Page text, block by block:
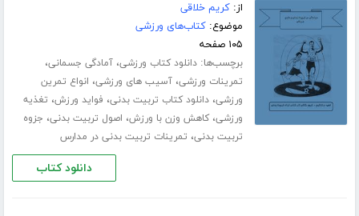
از:کریم خلاقی
موضوع:کتاب‌های ورزشی
۱۰۵ صفحه
برچسب‌ها:دانلود کتاب ورزشی،آمادگی جسمانی،
تمرینات ورزشی،آسیب های ورزشی، انواع تمرین
ورزشی،دانلود کتاب تربیت بدنی، فواید ورزش، تغذیه
ورزشی،کاهش وزن با ورزش، اصول تربیت بدنی، جزوه
تربیت بدنی، تمرینات تربیت بدنی در مدارس
دانلود کتاب